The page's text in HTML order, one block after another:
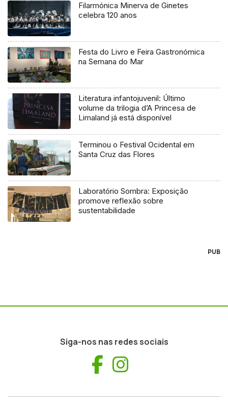
Filarmónica Minerva de Ginetes
celebra 120 anos
Festa do Livro e Feira Gastronómica
na Semana do Mar
Literatura infantojuvenil: Último
volume da trilogia d’A Princesa de
Limaland já está disponível
Terminou o Festival Ocidental em
Santa Cruz das Flores
Laboratório Sombra: Exposição
promove reflexão sobre
sustentabilidade
PUB
Siga-nos nas redes sociais
Facebook